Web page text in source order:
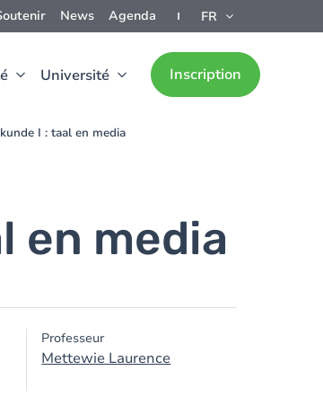
News Agenda FR
Université Inscription
I : taal en media
en media
Professeur
Mettewie Laurence